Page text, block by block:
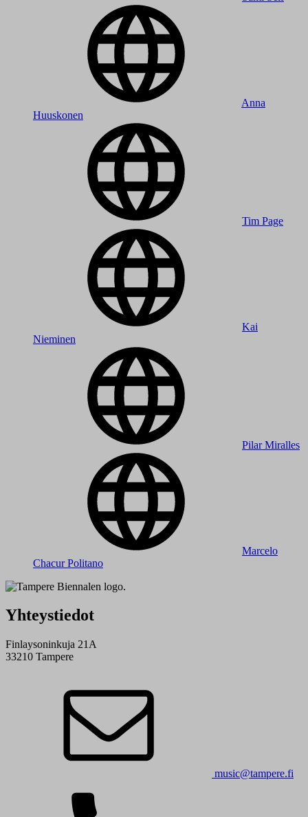
Anna
Huuskonen
Tim Page
Kai
Nieminen
Pilar Miralles
Marcelo
Chacur Politano
Yhteystiedot
Finlaysoninkuja 21A
33210 Tampere
music@tampere.fi